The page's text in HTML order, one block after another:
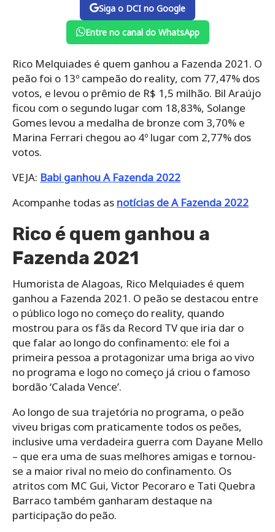
Siga o DCI no Google
Entre no canal do WhatsApp
Rico Melquiades é quem ganhou a Fazenda 2021. O
peão foi o 13º campeão do reality, com 77,47% dos
votos, e levou o prêmio de R$ 1,5 milhão. Bil Araújo
ficou com o segundo lugar com 18,83%, Solange
Gomes levou a medalha de bronze com 3,70% e
Marina Ferrari chegou ao 4º lugar com 2,77% dos
votos.
VEJA: Babi ganhou A Fazenda 2022
Acompanhe todas as notícias de A Fazenda 2022
Rico é quem ganhou a
Fazenda 2021
Humorista de Alagoas, Rico Melquiades é quem
ganhou a Fazenda 2021. O peão se destacou entre
o público logo no começo do reality, quando
mostrou para os fãs da Record TV que iria dar o
que falar ao longo do confinamento: ele foi a
primeira pessoa a protagonizar uma briga ao vivo
no programa e logo no começo já criou o famoso
bordão ‘Calada Vence’.
Ao longo de sua trajetória no programa, o peão
viveu brigas com praticamente todos os peões,
inclusive uma verdadeira guerra com Dayane Mello
– que era uma de suas melhores amigas e tornou-
se a maior rival no meio do confinamento. Os
atritos com MC Gui, Victor Pecoraro e Tati Quebra
Barraco também ganharam destaque na
participação do peão.